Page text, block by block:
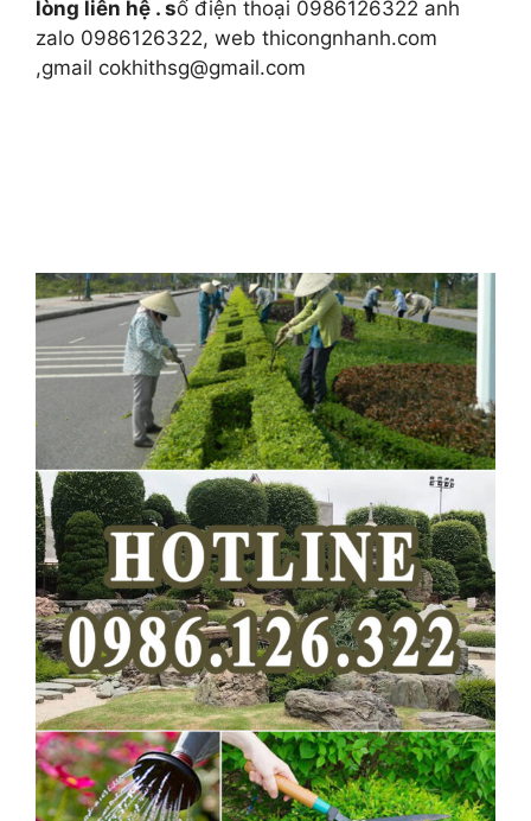
lòng liên hệ . số điện thoại 0986126322 anh
zalo 0986126322, web thicongnhanh.com
,gmail cokhithsg@gmail.com